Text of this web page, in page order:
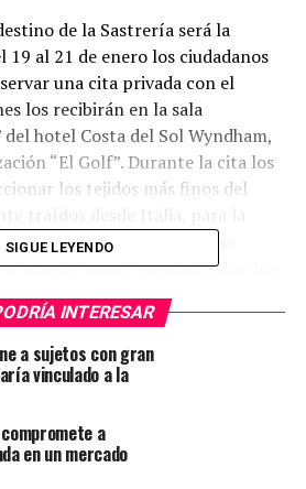
de la Sastrería será la
19 al 21 de enero los ciudadanos
una cita privada con el
los recibirán en la sala
hotel Costa del Sol Wyndham,
“El Golf”. Durante la cita los
los tejidos más finos del
y camisas. Además, se
como corbatas, pañuelos,
otros.
la presencia del influencer de
de imagen Julio Perez, mejor
el cual brindará una
a todos los participantes del
SIGUE LEYENDO
INTERESAR
a sujetos con gran
vinculado a la
a
en un mercado